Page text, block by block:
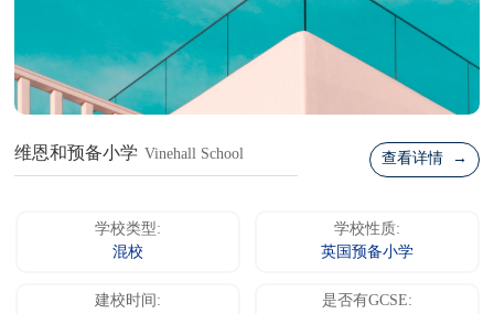
维恩和预备小学 Vinehall School 查看详情 →
学校类型:
混校
学校性质:
英国预备小学
建校时间:
是否有GCSE: